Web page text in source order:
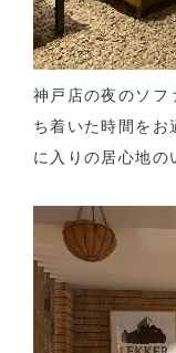
神戸店の夜のソフ
ち着いた時間をお
に入りの居心地の